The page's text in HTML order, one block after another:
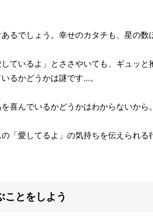
るでしょう。幸せのカタチも、星の数
ているよ」とささやいても、ギュッと
るかどうかは謎です…。
喜んでいるかどうかはわからないから。
「愛してるよ」の気持ちを伝えられる
ことをしよう